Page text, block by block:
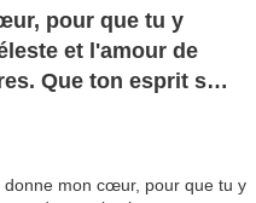
pour que tu y
et l'amour de
Que ton esprit se